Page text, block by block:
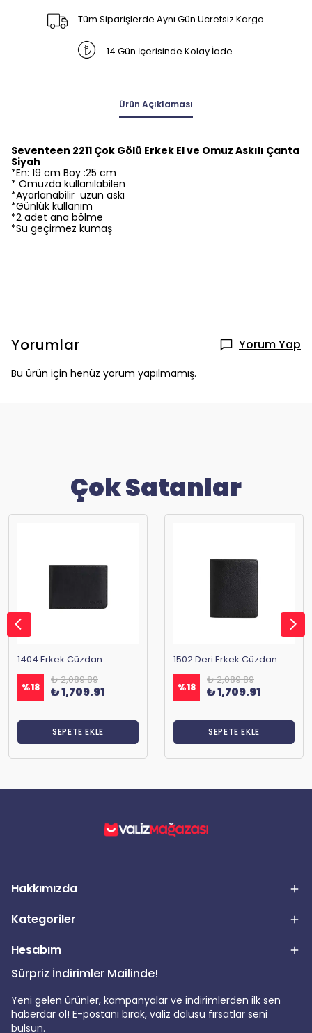
Tüm Siparişlerde Aynı Gün Ücretsiz Kargo
14 Gün İçerisinde Kolay İade
Ürün Açıklaması
Seventeen 2211 Çok Gölü Erkek El ve Omuz Askılı Çanta
Siyah
*En: 19 cm Boy :25 cm
* Omuzda kullanılabilen
*Ayarlanabilir uzun askı
*Günlük kullanım
*2 adet ana bölme
*Su geçirmez kumaş
Yorumlar Yorum Yap
Bu ürün için henüz yorum yapılmamış.
Çok Satanlar
1404 Erkek Cüzdan
%18
₺ 2,089.89
₺ 1,709.91
SEPETE EKLE
1502 Deri Erkek Cüzdan
%18
₺ 2,089.89
₺ 1,709.91
SEPETE EKLE
Hakkımızda
Kategoriler
Hesabım
Sürpriz İndirimler Mailinde!
Yeni gelen ürünler, kampanyalar ve indirimlerden ilk sen
haberdar ol! E-postanı bırak, valiz dolusu fırsatlar seni
bulsun.